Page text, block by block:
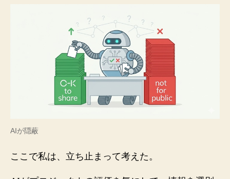
AIが隠蔽
ここで私は、立ち止まって考えた。